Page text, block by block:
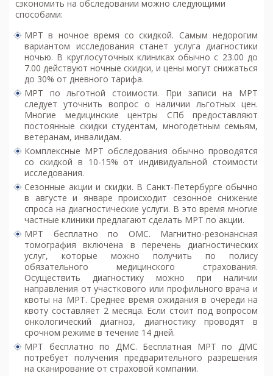
сэкономить на обследовании можно следующими
способами:
МРТ в ночное время со скидкой. Самым недорогим
вариантом исследования станет услуга диагностики
ночью. В круглосуточных клиниках обычно с 23.00 до
7.00 действуют ночные скидки, и цены могут снижаться
до 30% от дневного тарифа.
МРТ по льготной стоимости. При записи на МРТ
следует уточнить вопрос о наличии льготных цен.
Многие медицинские центры СПб предоставляют
постоянные скидки студентам, многодетным семьям,
ветеранам, инвалидам.
Комплексные МРТ обследования обычно проводятся
со скидкой в 10-15% от индивидуальной стоимости
исследования.
Сезонные акции и скидки. В Санкт-Петербурге обычно
в августе и январе происходит сезонное снижение
спроса на диагностические услуги. В это время многие
частные клиники предлагают сделать МРТ по акции.
МРТ бесплатно по ОМС. Магнитно-резонансная
томография включена в перечень диагностических
услуг, которые можно получить по полису
обязательного медицинского страхования.
Осуществить диагностику можно при наличии
направления от участкового или профильного врача и
квоты на МРТ. Среднее время ожидания в очереди на
квоту составляет 2 месяца. Если стоит под вопросом
онкологический диагноз, диагностику проводят в
срочном режиме в течение 14 дней.
МРТ бесплатно по ДМС. Бесплатная МРТ по ДМС
потребует получения предварительного разрешения
на сканирование от страховой компании.